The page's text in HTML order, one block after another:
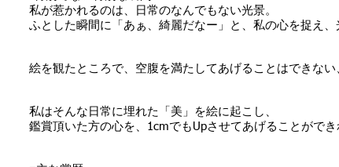
私が惹かれるのは、日常のなんでもない光景。
ふとした瞬間に「あぁ、綺麗だなー」と、私の心を捉え、
絵を観たところで、空腹を満たしてあげることはできな
私はそんな日常に埋れた「美」を絵に起こし、
鑑賞頂いた方の心を、1cmでもUpさせてあげることがで